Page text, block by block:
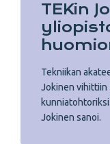
TEKin
Tekniikan
Jokinen vihittiin
Jokinen sanoi.